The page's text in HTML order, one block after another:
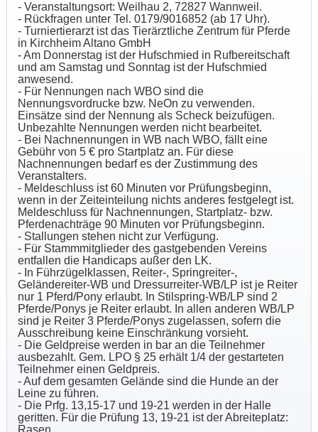
- Veranstaltungsort: Weilhau 2, 72827 Wannweil.
- Rückfragen unter Tel. 0179/9016852 (ab 17 Uhr).
- Turniertierarzt ist das Tierärztliche Zentrum für Pferde
in Kirchheim Altano GmbH
- Am Donnerstag ist der Hufschmied in Rufbereitschaft
und am Samstag und Sonntag ist der Hufschmied
anwesend.
- Für Nennungen nach WBO sind die
Nennungsvordrucke bzw. NeOn zu verwenden.
Einsätze sind der Nennung als Scheck beizufügen.
Unbezahlte Nennungen werden nicht bearbeitet.
- Bei Nachnennungen in WB nach WBO, fällt eine
Gebühr von 5 € pro Startplatz an. Für diese
Nachnennungen bedarf es der Zustimmung des
Veranstalters.
- Meldeschluss ist 60 Minuten vor Prüfungsbeginn,
wenn in der Zeiteinteilung nichts anderes festgelegt ist.
Meldeschluss für Nachnennungen, Startplatz- bzw.
Pferdenachträge 90 Minuten vor Prüfungsbeginn.
- Stallungen stehen nicht zur Verfügung.
- Für Stammmitglieder des gastgebenden Vereins
entfallen die Handicaps außer den LK.
- In Führzügelklassen, Reiter-, Springreiter-,
Geländereiter-WB und Dressurreiter-WB/LP ist je Reiter
nur 1 Pferd/Pony erlaubt. In Stilspring-WB/LP sind 2
Pferde/Ponys je Reiter erlaubt. In allen anderen WB/LP
sind je Reiter 3 Pferde/Ponys zugelassen, sofern die
Ausschreibung keine Einschränkung vorsieht.
- Die Geldpreise werden in bar an die Teilnehmer
ausbezahlt. Gem. LPO § 25 erhält 1/4 der gestarteten
Teilnehmer einen Geldpreis.
- Auf dem gesamten Gelände sind die Hunde an der
Leine zu führen.
- Die Prfg. 13,15-17 und 19-21 werden in der Halle
geritten. Für die Prüfung 13, 19-21 ist der Abreiteplatz:
Rasen.